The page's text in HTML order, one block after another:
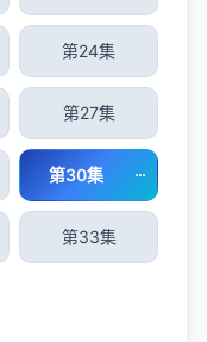
第24集
第27集
第30集
第33集